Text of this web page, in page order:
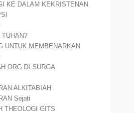
KE DALAM KEKRISTENAN
TUHAN?
UNTUK MEMBENARKAN
ORG DI SURGA
ALKITABIAH
Sejati
THEOLOGI GITS